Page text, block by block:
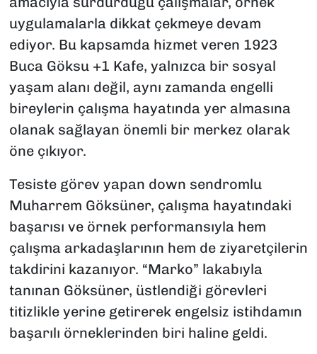
uygulamalarla dikkat çekmeye devam
ediyor. Bu kapsamda hizmet veren 1923
Buca Göksu +1 Kafe, yalnızca bir sosyal
yaşam alanı değil, aynı zamanda engelli
bireylerin çalışma hayatında yer almasına
olanak sağlayan önemli bir merkez olarak
öne çıkıyor.
Tesiste görev yapan down sendromlu
Muharrem Göksüner, çalışma hayatındaki
başarısı ve örnek performansıyla hem
çalışma arkadaşlarının hem de ziyaretçilerin
takdirini kazanıyor. “Marko” lakabıyla
tanınan Göksüner, üstlendiği görevleri
titizlikle yerine getirerek engelsiz istihdamın
başarılı örneklerinden biri haline geldi.